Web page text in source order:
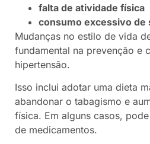
falta de atividade física
consumo excessivo de
Mudanças no estilo de vida
fundamental na prevenção e
hipertensão.
Isso inclui adotar uma dieta
abandonar o tabagismo e
física. Em alguns casos,
de medicamentos.